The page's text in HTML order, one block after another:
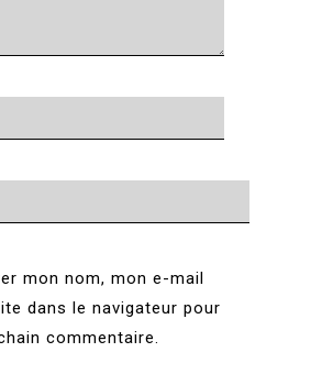
mon nom, mon e-mail
dans le navigateur pour
commentaire.